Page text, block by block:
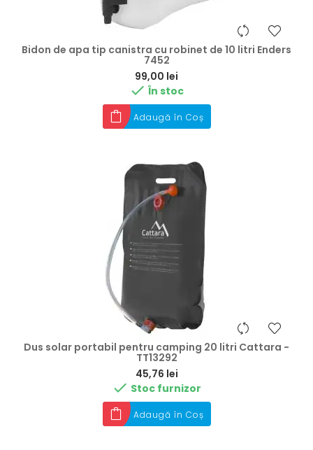
Bidon de apa tip canistra cu robinet de 10 litri Enders
7452
99,00 lei
 În stoc
Adaugă în Coș
Dus solar portabil pentru camping 20 litri Cattara -
TT13292
45,76 lei
 Stoc furnizor
Adaugă în Coș